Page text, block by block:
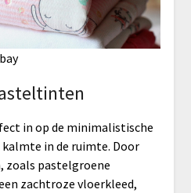
in op de minimalistische
in de ruimte. Door
zoals pastelgroene
zachtroze vloerkleed,